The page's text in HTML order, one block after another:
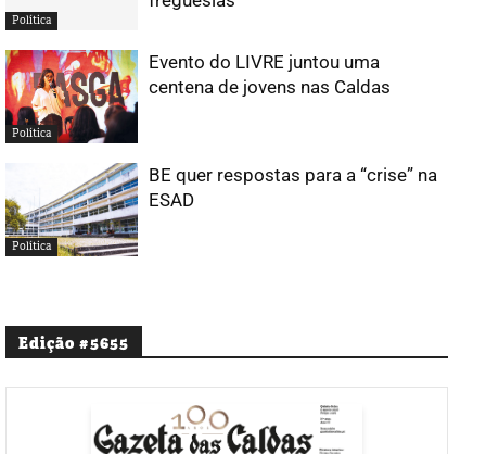
Política
Política
Evento do LIVRE juntou uma
centena de jovens nas Caldas
Política
BE quer respostas para a “crise” na
ESAD
Edição #5655